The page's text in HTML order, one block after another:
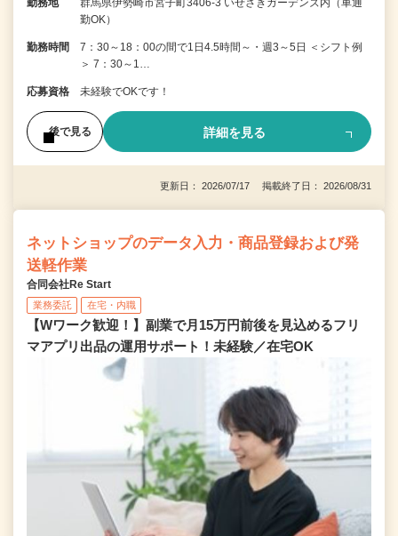
勤務地
群馬県伊勢崎市宮子町3406-3 いせさきガーデンズ内（車通
勤OK）
勤務時間
7：30～18：00の間で1日4.5時間～・週3～5日 ＜シフト例
＞ 7：30～1…
応募資格 未経験でOKです！
後で見る 詳細を見る
更新日： 2026/07/17 掲載終了日： 2026/08/31
ネットショップのデータ入力・商品登録および発
送軽作業
合同会社Re Start
業務委託 在宅・内職
【Wワーク歓迎！】副業で月15万円前後を見込めるフリ
マアプリ出品の運用サポート！未経験／在宅OK